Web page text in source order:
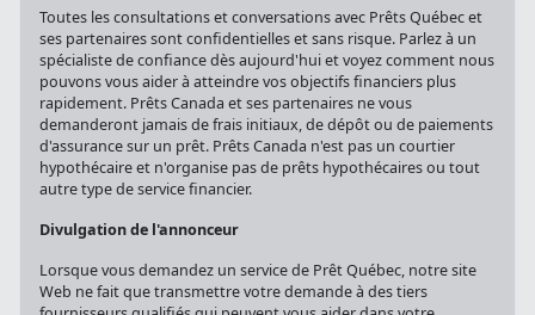
Toutes les consultations et conversations avec Prêts Québec et
ses partenaires sont confidentielles et sans risque. Parlez à un
spécialiste de confiance dès aujourd'hui et voyez comment nous
pouvons vous aider à atteindre vos objectifs financiers plus
rapidement. Prêts Canada et ses partenaires ne vous
demanderont jamais de frais initiaux, de dépôt ou de paiements
d'assurance sur un prêt. Prêts Canada n'est pas un courtier
hypothécaire et n'organise pas de prêts hypothécaires ou tout
autre type de service financier.
Divulgation de l'annonceur
Lorsque vous demandez un service de Prêt Québec, notre site
Web ne fait que transmettre votre demande à des tiers